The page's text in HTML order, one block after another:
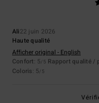
Ali22 juin 2026
Haute qualité
Afficher original - English
Confort: 5/5 Rapport qualité /
Coloris: 5/5